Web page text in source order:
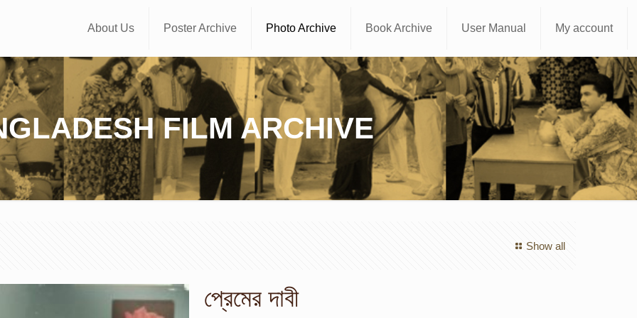
About Us Poster Archive Photo Archive Book Archive User Manual My account
FILM ARCHIVE
Show all
প্রেমের দাবী